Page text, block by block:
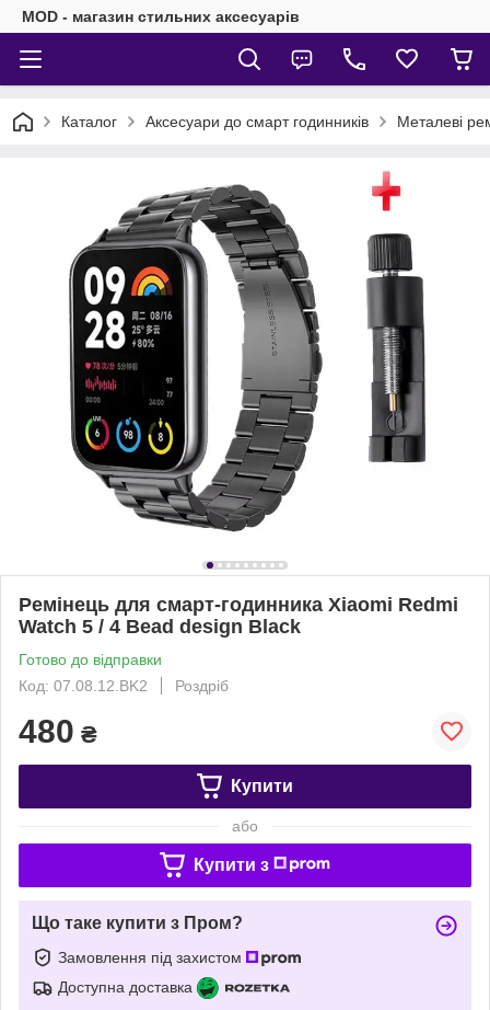
MOD - магазин стильних аксесуарів
Каталог Аксесуари до смарт годинників Металеві
Ремінець для смарт-годинника Xiaomi Redmi
Watch 5 / 4 Bead design Black
Готово до відправки
Код: 07.08.12.BK2
Роздріб
480 ₴
Купити
або
Купити з
Що таке купити з Пром?
Замовлення під захистом
Доступна доставка